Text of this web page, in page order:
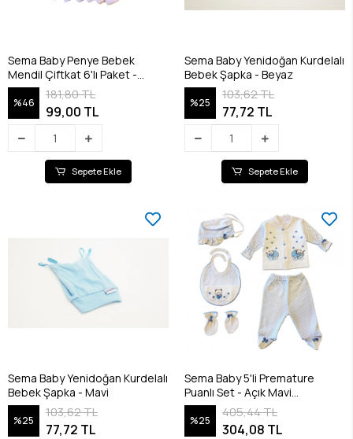
Sema Baby Penye Bebek
Mendil Çiftkat 6'lı Paket -
RENKLİ
%46
181,80 TL
99,00 TL
Sepete Ekle
Sema Baby Yenidoğan Kurdelalı
Bebek Şapka - Beyaz
%25
103,62 TL
77,72 TL
Sepete Ekle
Sema Baby Yenidoğan Kurdelalı
Bebek Şapka - Mavi
%25
103,62 TL
77,72 TL
Sema Baby 5'li Premature
Puanlı Set - Açık Mavi
8682476853155
%25
405,44 TL
304,08 TL